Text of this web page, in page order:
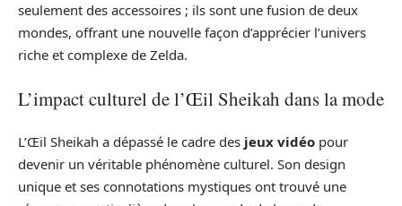
seulement des accessoires ; ils sont une fusion de deux
mondes, offrant une nouvelle façon d’apprécier l’univers
riche et complexe de Zelda.
L’impact culturel de l’Œil Sheikah dans la mode
L’Œil Sheikah a dépassé le cadre des jeux vidéo pour
devenir un véritable phénomène culturel. Son design
unique et ses connotations mystiques ont trouvé une